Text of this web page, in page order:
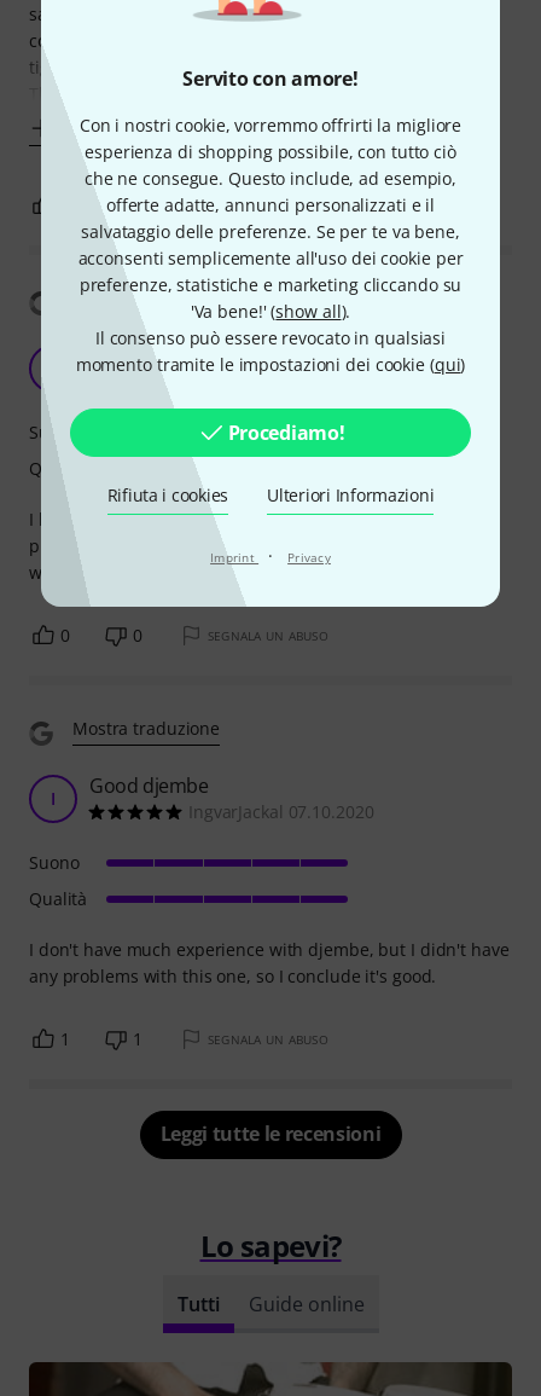
Servito con amore!
Con i nostri cookie, vorremmo offrirti la migliore
esperienza di shopping possibile, con tutto ciò
che ne consegue. Questo include, ad esempio,
offerte adatte, annunci personalizzati e il
salvataggio delle preferenze. Se per te va bene,
acconsenti semplicemente all'uso dei cookie per
preferenze, statistiche e marketing cliccando su
'Va bene!' (show all).
Il consenso può essere revocato in qualsiasi
momento tramite le impostazioni dei cookie (qui)
Procediamo!
Rifiuta i cookies Ulteriori Informazioni
Imprint · Privacy
sanded a bit for better comfort. The skin on the djembe
comes without being tuned very well and needs to be
tightened a lot to make this instrument sound good.
Thats not a
Mostra altro
0 SEGNALA UN ABUSO
Mostra traduzione
Very good Djembé
Favius 17.03.2022
I love my new Djembé from Schalloch! It sounds quite
professional, it's sturdy, well built. It sounds low, just like I
wanted it.
Suono
Qualità
0 0 SEGNALA UN ABUSO
Mostra traduzione
I Good djembe
IngvarJackal 07.10.2020
I don't have much experience with djembe, but I didn't have
any problems with this one, so I conclude it's good.
Suono
Qualità
1 1 SEGNALA UN ABUSO
Leggi tutte le recensioni
Lo sapevi?
Tutti Guide online